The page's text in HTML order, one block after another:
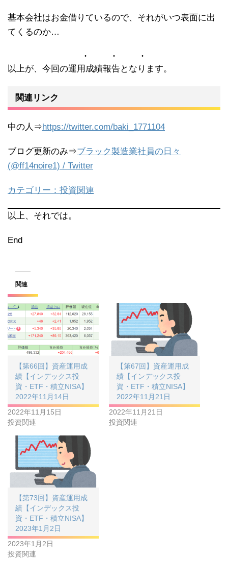
基本会社はお金借りているので、それがいつ表面に出
てくるのか…
以上が、今回の運用成績報告となります。
関連リンク
中の人⇒https://twitter.com/baki_1771104
ブログ更新のみ⇒ブラック製造業社員の日々
(@ff14noire1) / Twitter
カテゴリー：投資関連
以上、それでは。
End
関連
【第66回】資産運用成
績【インデックス投
資・ETF・積立NISA】
2022年11月14日
2022年11月15日
投資関連
【第67回】資産運用成
績【インデックス投
資・ETF・積立NISA】
2022年11月21日
2022年11月21日
投資関連
【第73回】資産運用成
績【インデックス投
資・ETF・積立NISA】
2023年1月2日
2023年1月2日
投資関連